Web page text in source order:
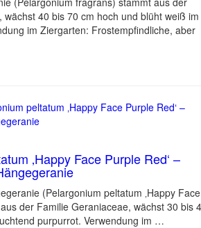
wächst 40 bis 70 cm hoch und blüht weiß im
im Ziergarten: Frostempfindliche, aber
‚Happy Face Purple Red‘ –
(Pelargonium peltatum ‚Happy Face
der Familie Geraniaceae, wächst 30 bis
purpurrot. Verwendung im …